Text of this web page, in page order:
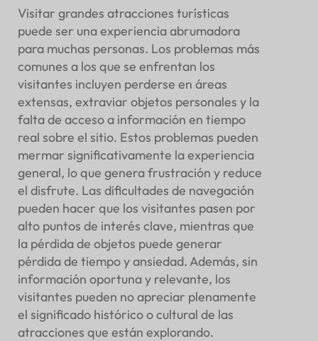
Conclusión
Resumen de beneficios
Perspectivas futuras
Visitar grandes atracciones turísticas
puede ser una experiencia abrumadora
para muchas personas. Los problemas más
comunes a los que se enfrentan los
visitantes incluyen perderse en áreas
extensas, extraviar objetos personales y la
falta de acceso a información en tiempo
real sobre el sitio. Estos problemas pueden
mermar significativamente la experiencia
general, lo que genera frustración y reduce
el disfrute. Las dificultades de navegación
pueden hacer que los visitantes pasen por
alto puntos de interés clave, mientras que
la pérdida de objetos puede generar
pérdida de tiempo y ansiedad. Además, sin
información oportuna y relevante, los
visitantes pueden no apreciar plenamente
el significado histórico o cultural de las
atracciones que están explorando.